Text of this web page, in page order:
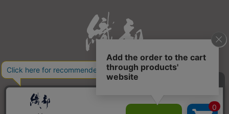
ONLINE STORE